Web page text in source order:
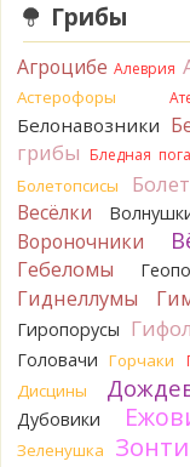
Кирилл
8 часов назад
Tatiana_A
съедобны.
8 часов назад
Tatiana_A
разрежьте ножку
Пожелтение у
ядовит. Иногда
несколько
8 часов назад
Кирилл
что это
часть видно, что
на срезе нет.
Кожица со шляпки
Грибы
Агроцибе Алеврия
Астерофоры
Белонавозники
грибы Бледная
Болетопсисы
Весёлки
Вороночники
Гебеломы
Гиднеллумы
Гиропорусы
Головачи Горчаки
Дисцины
Дубовики
Зеленушка